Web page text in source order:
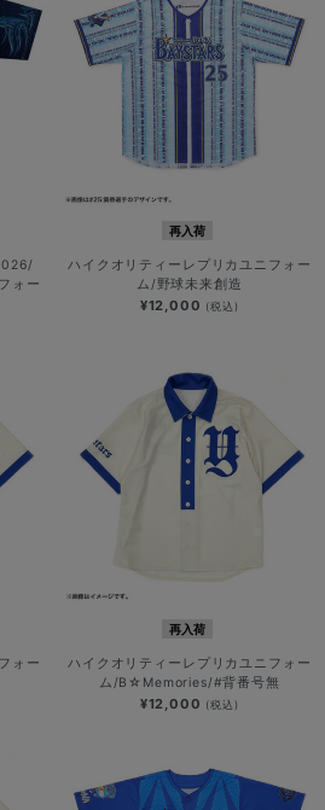
ォー
再入荷
ハイクオリティーレプリカユニフォー
ム/野球未来創造
¥12,000 (税込)
ォー
再入荷
ハイクオリティーレプリカユニフォー
ム/B☆Memories/#背番号無
¥12,000 (税込)